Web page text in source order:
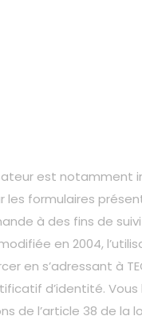
est
formulaires
à des fins de
en 2004,
s’adressant à
d’identité.
de l’article 38 de la